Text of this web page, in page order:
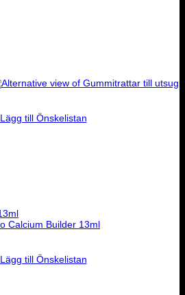
Lägg till Önskelistan
Lägg till Önskelistan